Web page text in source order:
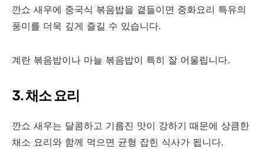
깐쇼 새우에 중국식 볶음밥을 곁들이면 중화요리 특유의
풍미를 더욱 깊게 즐길 수 있습니다.
계란 볶음밥이나 마늘 볶음밥이 특히 잘 어울립니다.
3. 채소 요리
깐쇼 새우는 달콤하고 기름진 맛이 강하기 때문에 상큼한
채소 요리와 함께 먹으면 균형 잡힌 식사가 됩니다.